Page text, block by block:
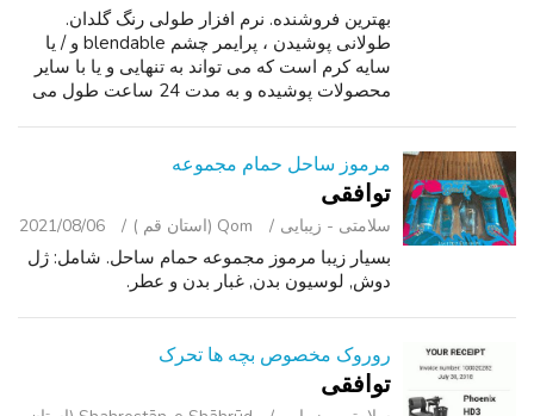
بهترین فروشنده. نرم افزار طولی رنگ گلدان.
طولانی پوشیدن ، پرایمر چشم blendable و / یا
سایه کرم است که می تواند به تنهایی و یا با سایر
محصولات پوشیده و به مدت 24 ساعت طول می
مرموز ساحل حمام مجموعه
توافقی
سلامتی - زیبایی Qom (استان قم ) 2021/08/06
بسیار زیبا مرموز مجموعه حمام ساحل. شامل: ژل
دوش, لوسیون بدن, غبار بدن و عطر.
روروک مخصوص بچه ها تحرک
توافقی